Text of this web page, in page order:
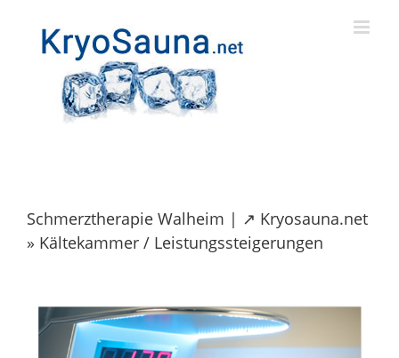
content
Schmerztherapie Walheim | ↗️ Kryosauna.net
» Kältekammer / Leistungssteigerungen